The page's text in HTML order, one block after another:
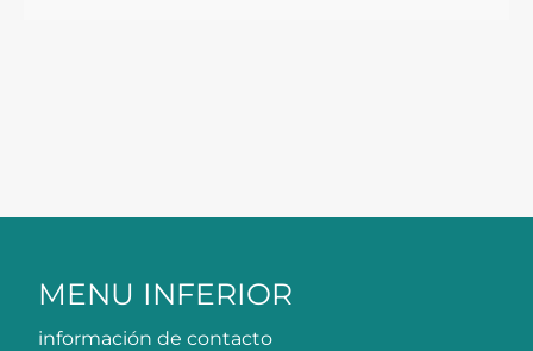
MENU INFERIOR
información de contacto